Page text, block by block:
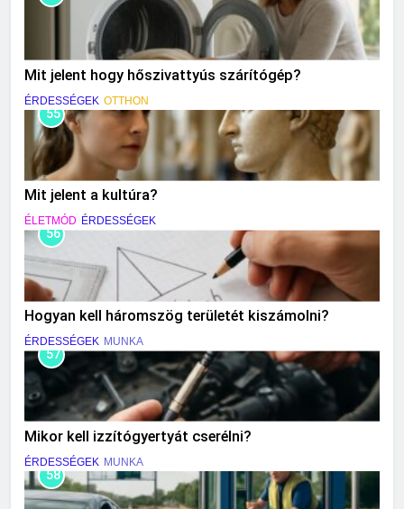
Mit jelent hogy hőszivattyús szárítógép?
ÉRDESSÉGEK OTTHON
55
Mit jelent a kultúra?
ÉLETMÓD ÉRDESSÉGEK
56
Hogyan kell háromszög területét kiszámolni?
ÉRDESSÉGEK MUNKA
57
Mikor kell izzítógyertyát cserélni?
ÉRDESSÉGEK MUNKA
58